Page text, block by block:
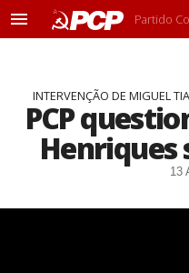
M
Partido
INTERVENÇÃO DE MIGUEL
PCP
Henriques
13